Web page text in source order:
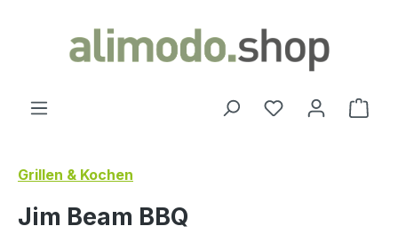
Grillen & Kochen
Jim Beam BBQ